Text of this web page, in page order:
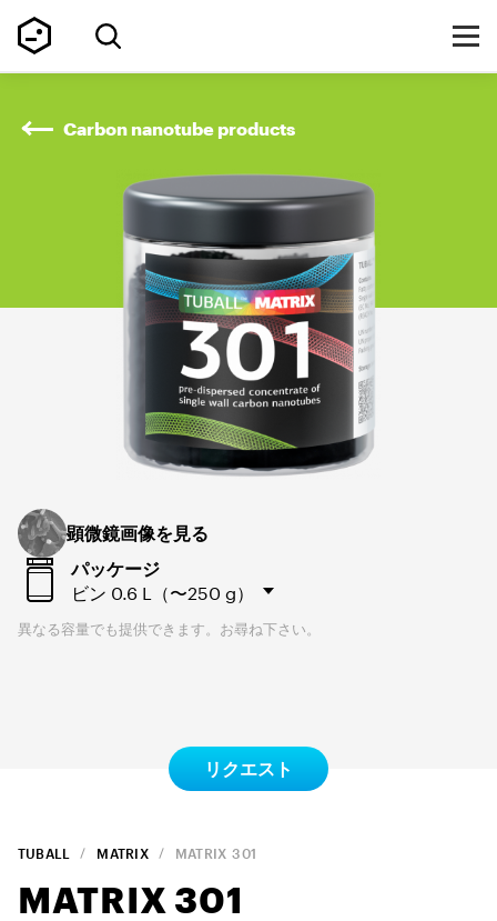
Carbon nanotube products
パッケージ
ビン 0.6 L（〜250 g）
異なる容量でも提供できます。お尋ね下さい。
顕微鏡画像を見る
TUBALL MATRIX MATRIX 301
MATRIX 301
リクエスト